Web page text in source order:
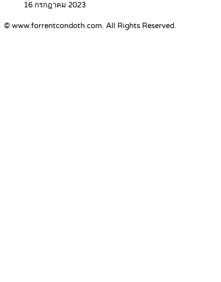
16 กรกฎาคม 2023
© www.forrentcondoth.com. All Rights Reserved.